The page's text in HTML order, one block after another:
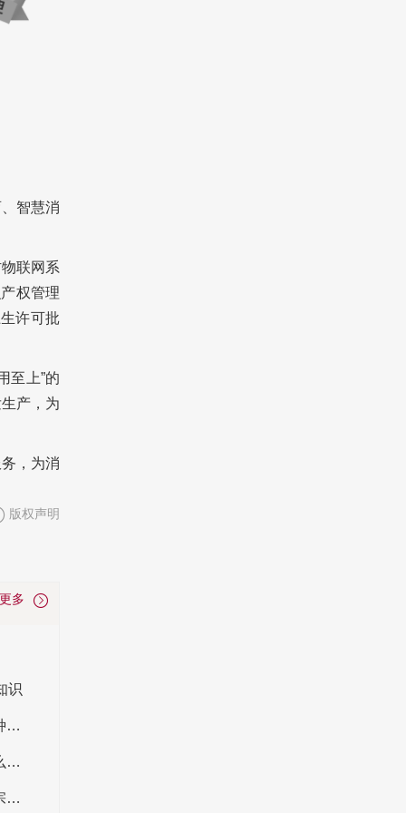
智慧消
联网系
权管理
许可批
至上”的
产，为
，为消
版权声明
多
识
家用十大消防器材有哪些 公共场合突发火灾十种消防设备
十类消防箱内配置物品有哪些 消防箱里面有什么设备
海康威视董事长是谁？海康威视陈宗年简介 陈宗年的成就有哪些